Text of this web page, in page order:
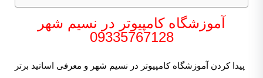
آموزشگاه کامپیوتر در نسیم شهر
09335767128
پیدا کردن آموزشگاه کامپیوتر در نسیم شهر و معرفی اساتید برتر